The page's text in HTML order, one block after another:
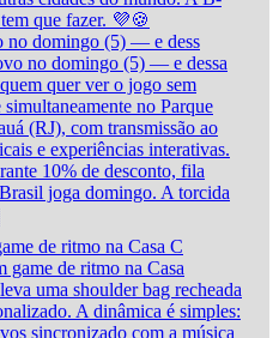
no domingo (5) — e dess
de ritmo na Casa C